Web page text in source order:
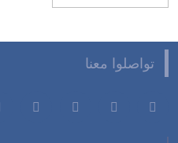
تواصلوا معنا